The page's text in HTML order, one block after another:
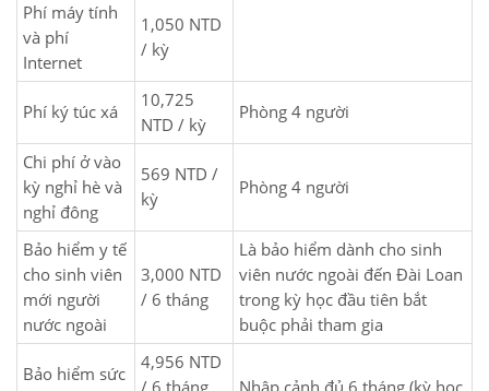
Phí máy tính
và phí
Internet
1,050 NTD
/ kỳ
Phí ký túc xá
10,725
NTD / kỳ
Phòng 4 người
Chi phí ở vào
kỳ nghỉ hè và
nghỉ đông
569 NTD /
kỳ
Phòng 4 người
Bảo hiểm y tế
cho sinh viên
mới người
nước ngoài
3,000 NTD
/ 6 tháng
Là bảo hiểm dành cho sinh
viên nước ngoài đến Đài Loan
trong kỳ học đầu tiên bắt
buộc phải tham gia
Bảo hiểm sức
4,956 NTD